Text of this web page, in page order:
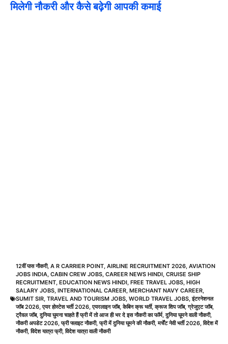
मिलेगी नौकरी और कैसे बढ़ेगी आपकी कमाई
12वीं पास नौकरी, A R CARRIER POINT, AIRLINE RECRUITMENT 2026, AVIATION
JOBS INDIA, CABIN CREW JOBS, CAREER NEWS HINDI, CRUISE SHIP
RECRUITMENT, EDUCATION NEWS HINDI, FREE TRAVEL JOBS, HIGH
SALARY JOBS, INTERNATIONAL CAREER, MERCHANT NAVY CAREER,
SUMIT SIR, TRAVEL AND TOURISM JOBS, WORLD TRAVEL JOBS,इंटरनेशनल
जॉब 2026,एयर होस्टेस भर्ती 2026,एयरलाइन जॉब,केबिन क्रू भर्ती,क्रूज शिप जॉब,ग्रेजुएट जॉब,
ट्रैवल जॉब,दुनिया घुमना चाहते हैं फ्री में तो आज ही भर दे इस नौकरी का फॉर्म,दुनिया घूमने वाली नौकरी,
नौकरी अपडेट 2026,फ्री फ्लाइट नौकरी,फ्री में दुनिया घूमने की नौकरी,मर्चेंट नेवी भर्ती 2026,विदेश में
नौकरी,विदेश यात्रा फ्री,विदेश यात्रा वाली नौकरी